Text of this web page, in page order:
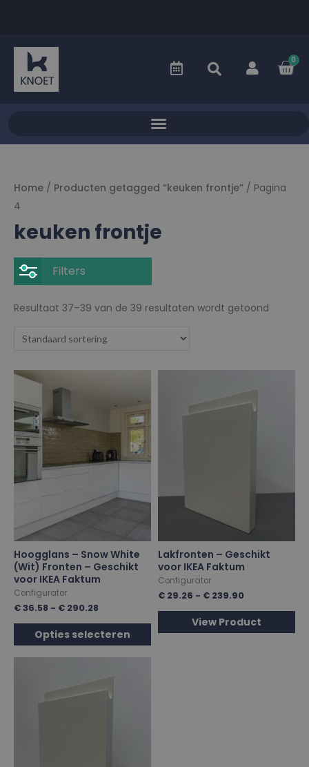
0
Home / Producten getagged “keuken frontje” / Pagina
4
keuken frontje
Filters
Resultaat 37–39 van de 39 resultaten wordt getoond
Hoogglans – Snow White
(Wit) Fronten – Geschikt
voor IKEA Faktum
Configurator
€36.58 - € 290.28
Opties selecteren
Lakfronten – Geschikt
voor IKEA Faktum
Configurator
€ 29.26 - € 239.90
View Product